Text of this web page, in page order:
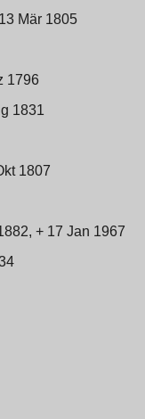
Mär 1805
1796
1831
1807
+ 17 Jan 1967